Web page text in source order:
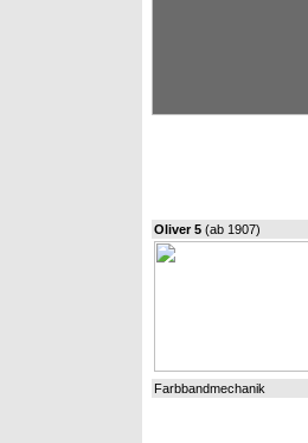
Oliver 5 (ab 1907)
Farbbandmechanik